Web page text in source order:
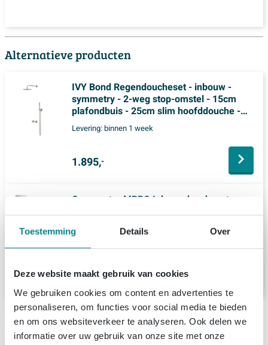
Toestemming Details Over
Deze website maakt gebruik van cookies
We gebruiken cookies om content en advertenties te
personaliseren, om functies voor social media te bieden
en om ons websiteverkeer te analyseren. Ook delen we
informatie over uw gebruik van onze site met onze
Alternatieve producten
IVY Bond Regendoucheset - inbouw -
symmetry - 2-weg stop-omstel - 15cm
plafondbuis - 25cm slim hoofddouche -
glijstang met uitlaat - 150cm doucheslang -
3-standen handdouche - Geborsteld nickel
Levering:binnen 1 week
1.895,-
Crosswater MPRO Inbouwdoucheset -
30cm hoofddouche - plafondarm -
Levering:
1.468, 52
Productinformatie